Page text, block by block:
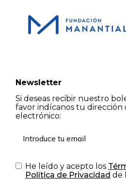
Newsletter
Si deseas recibir nuestro
favor indícanos tu dirección
electrónico:
He leído y acepto los
Política de Privacidad de